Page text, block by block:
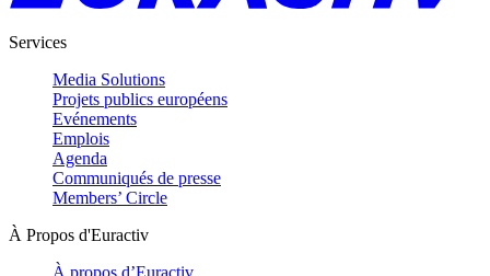
Services
Media Solutions
Projets publics européens
Evénements
Emplois
Agenda
Communiqués de presse
Members’ Circle
À Propos d'Euractiv
À propos d’Euractiv